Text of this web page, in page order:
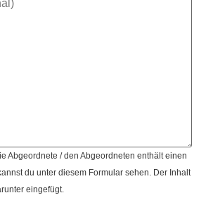
Abgeordnete / den Abgeordneten enthält einen
du unter diesem Formular sehen. Der Inhalt
eingefügt.